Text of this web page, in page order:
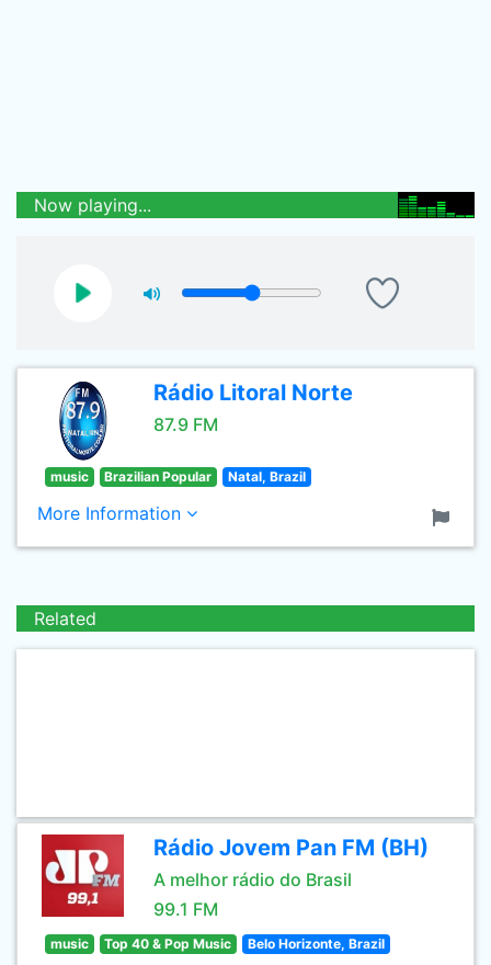
Now playing...
Rádio Litoral Norte
87.9 FM
music Brazilian Popular Natal, Brazil
More Information
Related
Rádio Jovem Pan FM (BH)
A melhor rádio do Brasil
99.1 FM
music Top 40 & Pop Music Belo Horizonte, Brazil